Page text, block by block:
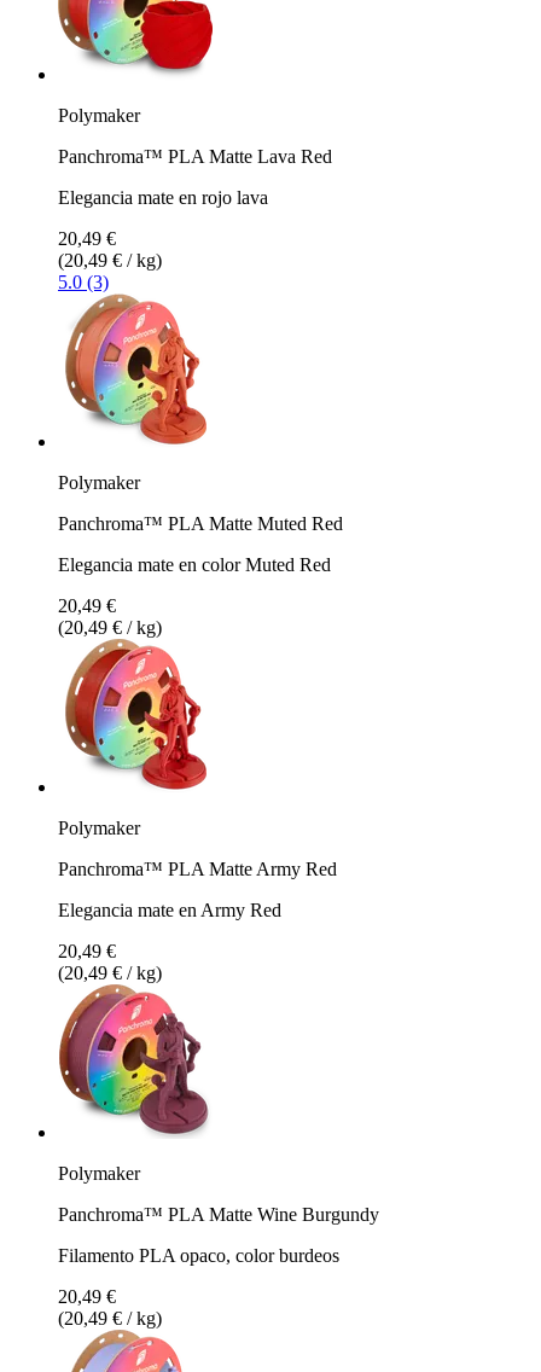
Polymaker
Panchroma™ PLA Matte Lava Red
Elegancia mate en rojo lava
20,49 €
(20,49 € / kg)
5.0 (3)
Polymaker
Panchroma™ PLA Matte Muted Red
Elegancia mate en color Muted Red
20,49 €
(20,49 € / kg)
Polymaker
Panchroma™ PLA Matte Army Red
Elegancia mate en Army Red
20,49 €
(20,49 € / kg)
Polymaker
Panchroma™ PLA Matte Wine Burgundy
Filamento PLA opaco, color burdeos
20,49 €
(20,49 € / kg)